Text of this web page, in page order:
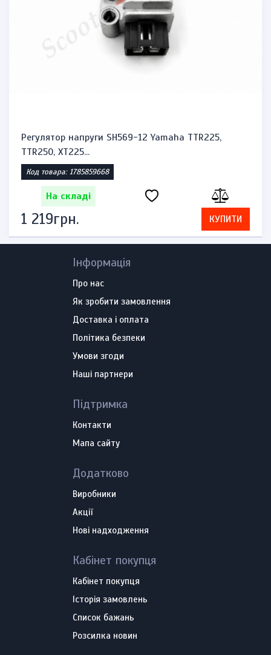
Регулятор напруги SH569-12 Yamaha TTR225,
TTR250, XT225...
Код товара: 1785859668
На складі
1 219грн. КУПИТИ
Інформація
Про нас
Як зробити замовлення
Доставка і оплата
Політика безпеки
Умови згоди
Наші партнери
Підтримка
Контакти
Мапа сайту
Додатково
Виробники
Акції
Нові надходження
Кабінет покупця
Кабінет покупця
Історія замовлень
Список бажань
Розсилка новин